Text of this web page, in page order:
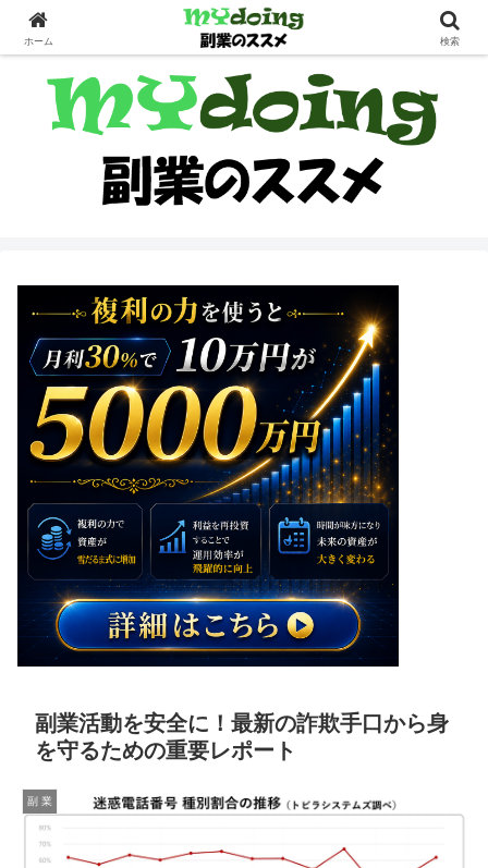
副業界隈
副業活動を安全に！最新の詐欺手口から身
を守るための重要レポート
副 業
ホーム 検索